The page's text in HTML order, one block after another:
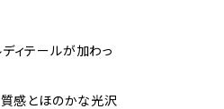
ィテールが加わっ
質感とほのかな光沢